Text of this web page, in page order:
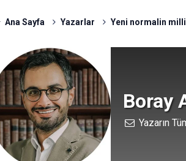
Ana Sayfa Yazarlar Yeni normalin
Boray
Yazarın